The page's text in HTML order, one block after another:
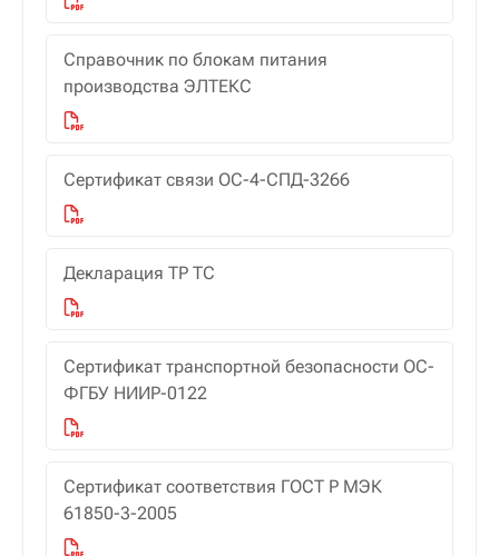
Справочник по блокам питания
производства ЭЛТЕКС
Сертификат связи ОС-4-СПД-3266
Декларация ТР ТС
Сертификат транспортной безопасности ОС-
ФГБУ НИИР-0122
Сертификат соответствия ГОСТ Р МЭК
61850-3-2005